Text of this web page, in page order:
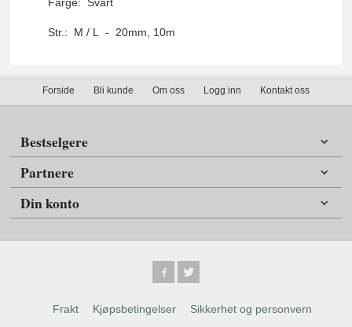
Str.: M / L - 20mm, 10m
Forside Bli kunde Om oss Logg inn Kontakt oss
Bestselgere
Partnere
Din konto
Frakt Kjøpsbetingelser Sikkerhet og personvern